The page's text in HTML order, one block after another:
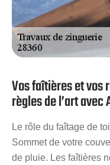
Vos faîtières et vos
règles de l’art
Le rôle du faîtage de
Sommet de votre
de pluie. Les faîtières